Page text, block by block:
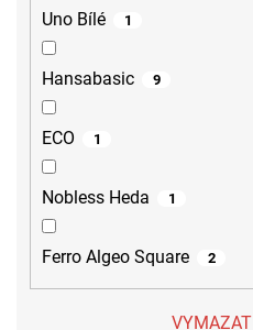
Uno Bílé 1
Hansabasic 9
ECO 1
Nobless Heda 1
Ferro Algeo Square 2